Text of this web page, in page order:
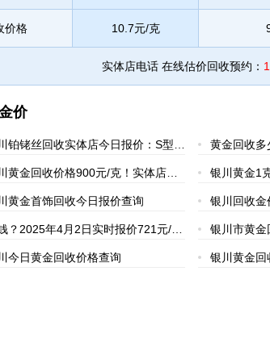
价格 10.7元/克
实体店电话 在线估价回收预约：
价
铂铑丝回收实体店今日报价：S型
482元/克，支持上门回收
黄金回收多
地店最新
黄金回收价格900元/克！实体店铺
黄金白银铂金钯金全回收
银川黄金1
（2025年
黄金首饰回收今日报价查询
银川回收金
格770元
？2025年4月2日实时报价721元/
银川市黄金
今日黄金回收价格查询 银川黄金回